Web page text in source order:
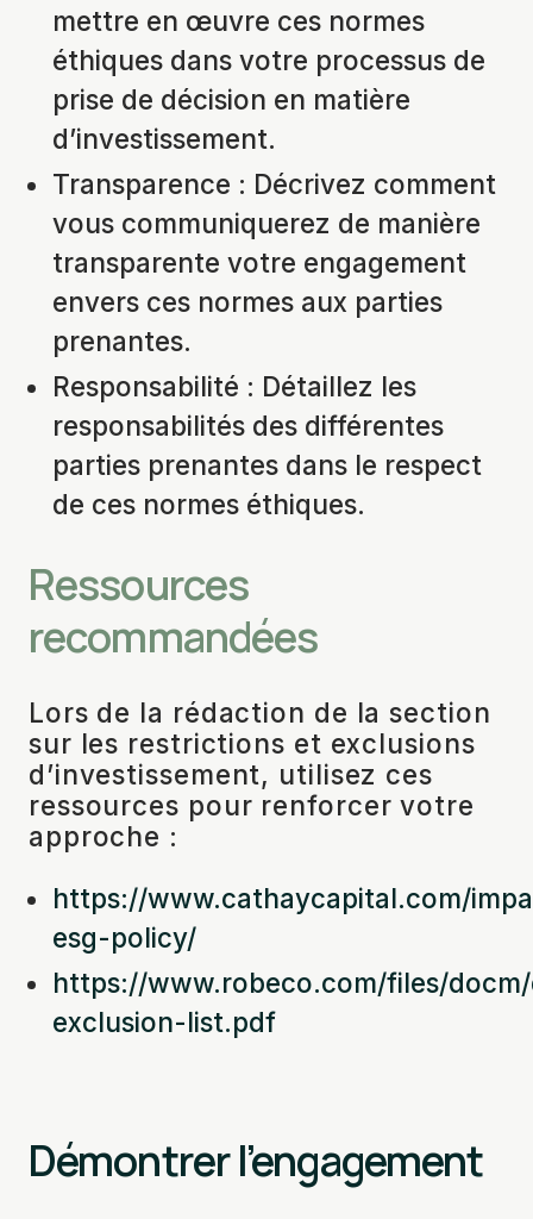
mettre en œuvre ces normes
éthiques dans votre processus de
prise de décision en matière
d’investissement.
Transparence : Décrivez comment
vous communiquerez de manière
transparente votre engagement
envers ces normes aux parties
prenantes.
Responsabilité : Détaillez les
responsabilités des différentes
parties prenantes dans le respect
de ces normes éthiques.
Ressources
recommandées
Lors de la rédaction de la section
sur les restrictions et exclusions
d’investissement, utilisez ces
ressources pour renforcer votre
approche :
https://www.cathaycapital.com/
esg-policy/
https://www.robeco.com/files/
exclusion-list.pdf
Démontrer l’engagement